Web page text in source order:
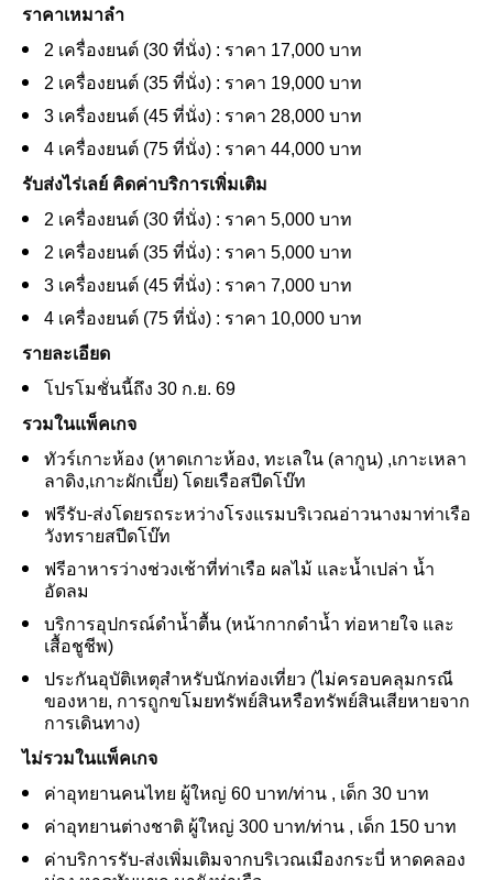
ราคาเหมาลำ
2 เครื่องยนต์ (30 ที่นั่ง) : ราคา 17,000 บาท
2 เครื่องยนต์ (35 ที่นั่ง) : ราคา 19,000 บาท
3 เครื่องยนต์ (45 ที่นั่ง) : ราคา 28,000 บาท
4 เครื่องยนต์ (75 ที่นั่ง) : ราคา 44,000 บาท
รับส่งไร่เลย์ คิดค่าบริการเพิ่มเติม
2 เครื่องยนต์ (30 ที่นั่ง) : ราคา 5,000 บาท
2 เครื่องยนต์ (35 ที่นั่ง) : ราคา 5,000 บาท
3 เครื่องยนต์ (45 ที่นั่ง) : ราคา 7,000 บาท
4 เครื่องยนต์ (75 ที่นั่ง) : ราคา 10,000 บาท
รายละเอียด
โปรโมชั่นนี้ถึง 30 ก.ย. 69
รวมในแพ็คเกจ
ทัวร์เกาะห้อง (หาดเกาะห้อง, ทะเลใน (ลากูน) ,เกาะเหลา
ลาดิง,เกาะผักเบี้ย) โดยเรือสปีดโบ๊ท
ฟรีรับ-ส่งโดยรถระหว่างโรงแรมบริเวณอ่าวนางมาท่าเรือ
วังทรายสปีดโบ๊ท
ฟรีอาหารว่างช่วงเช้าที่ท่าเรือ ผลไม้ และน้ำเปล่า น้ำ
อัดลม
บริการอุปกรณ์ดําน้ำตื้น (หน้ากากดําน้ำ ท่อหายใจ และ
เสื้อชูชีพ)
ประกันอุบัติเหตุสําหรับนักท่องเที่ยว (ไม่ครอบคลุมกรณี
ของหาย, การถูกขโมยทรัพย์สินหรือทรัพย์สินเสียหายจาก
การเดินทาง)
ไม่รวมในแพ็คเกจ
ค่าอุทยานคนไทย ผู้ใหญ่ 60 บาท/ท่าน , เด็ก 30 บาท
ค่าอุทยานต่างชาติ ผู้ใหญ่ 300 บาท/ท่าน , เด็ก 150 บาท
ค่าบริการรับ-ส่งเพิ่มเติมจากบริเวณเมืองกระบี่ หาดคลอง